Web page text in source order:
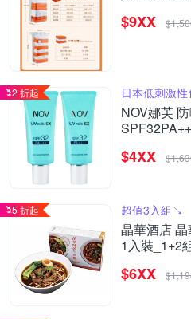
$9XX
2 折起 日本低刺激
NOV娜芙
$4XX
5 折起 超值3入組↘︎
晶華酒店
1入裝_1+2
$6XX